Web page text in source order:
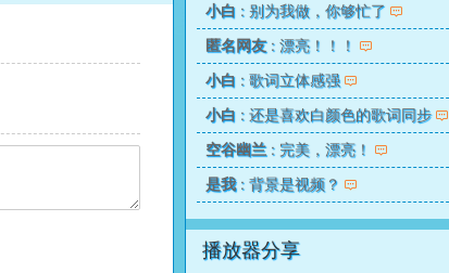
小白: 别为我做，你够忙了
匿名网友: 漂亮！！！
小白: 歌词立体感强
小白: 还是喜欢白颜色的歌词同步
空谷幽兰: 完美，漂亮！
是我: 背景是视频？
播放器分享